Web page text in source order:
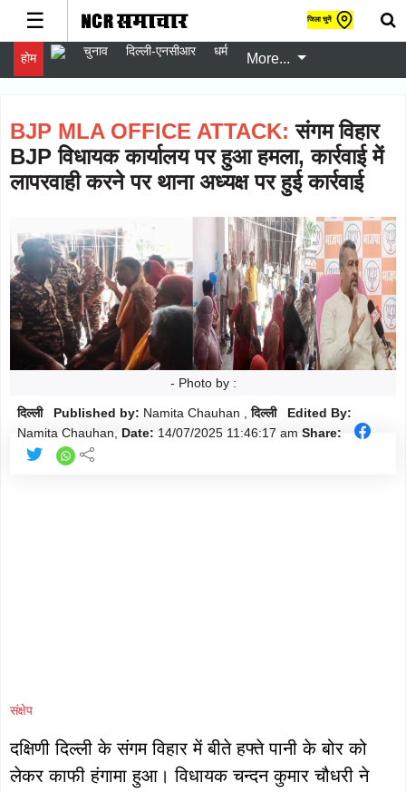
दिल्ली-
एनसीआर
Follow
धर्म Follow
स्वास्थ्य Follow
मौसम Follow
शिक्षा Follow
खेल/
☰ जिला चुनें
होम चुनाव दिल्ली-एनसीआर धर्म More...
BJP MLA OFFICE ATTACK: संगम विहार
BJP विधायक कार्यालय पर हुआ हमला, कार्रवाई में
लापरवाही करने पर थाना अध्यक्ष पर हुई कार्रवाई
- Photo by :
दिल्ली Published by: Namita Chauhan , दिल्ली Edited By:
Namita Chauhan,
Date: 14/07/2025 11:46:17 am Share:
संक्षेप
दक्षिणी दिल्ली के संगम विहार में बीते हफ्ते पानी के बोर को
लेकर काफी हंगामा हुआ। विधायक चन्दन कुमार चौधरी ने